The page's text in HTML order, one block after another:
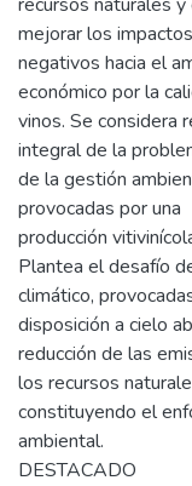
mejorar los impactos
negativos hacia el
económico por la
vinos. Se considera
integral de la
de la gestión
provocadas por una
producción
Plantea el desafío
climático,
disposición a cielo
reducción de las
los recursos
constituyendo el
ambiental.
DESTACADO